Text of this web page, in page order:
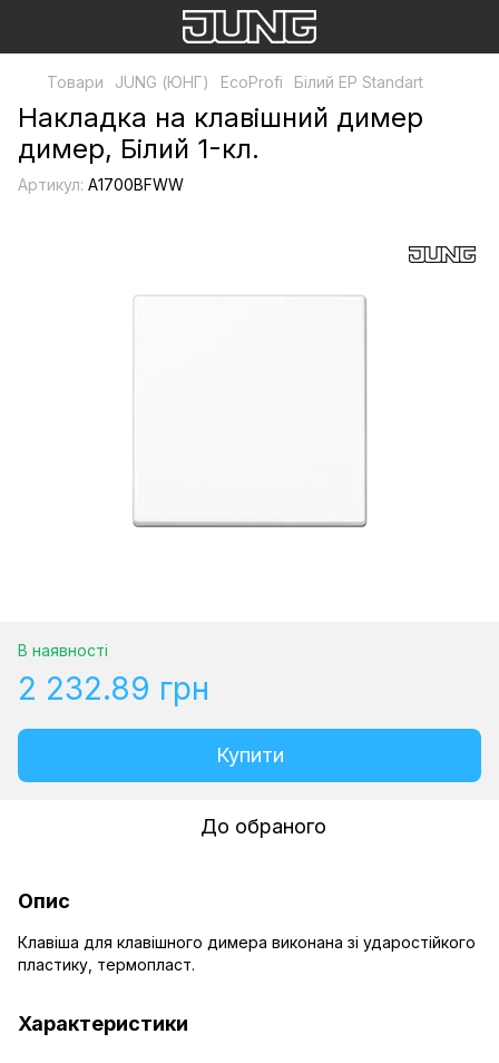
Товари JUNG (ЮНГ) EcoProfi Білий EP Standart
Накладка на клавішний димер
димер, Білий 1-кл.
Артикул: A1700BFWW
В наявності
2 232.89 грн
Купити
До обраного
Опис
Клавіша для клавішного димера виконана зі ударостійкого
пластику, термопласт.
Характеристики